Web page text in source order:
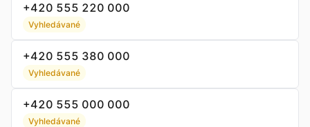
+420 555 220 000
Vyhledávané
+420 555 380 000
Vyhledávané
+420 555 000 000
Vyhledávané